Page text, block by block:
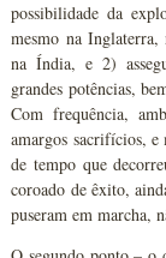
possibilidade da
mesmo na
na Índia, e 2)
grandes potências,
Com frequência,
amargos sacrifícios, e
de tempo que
coroado de êxito,
puseram em marcha,